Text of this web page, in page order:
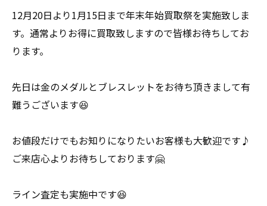
12月20日より1月15日まで年末年始買取祭を実施致しま
す。通常よりお得に買取致しますので皆様お待ちしてお
ります。
先日は金のメダルとブレスレットをお待ち頂きまして有
難うございます😆
お値段だけでもお知りになりたいお客様も大歓迎です♪
ご来店心よりお待ちしております🤗
ライン査定も実施中です😆